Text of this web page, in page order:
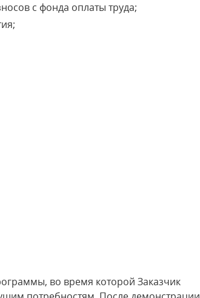
с фонда оплаты труда;
во время которой Заказчик